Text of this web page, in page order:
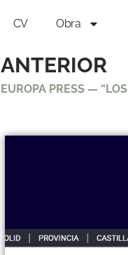
CV Obra
ANTERIOR